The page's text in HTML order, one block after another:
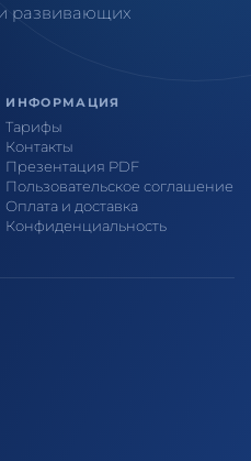
развивающих
ИНФОРМАЦИЯ
Тарифы
Контакты
Презентация PDF
Пользовательское соглашение
Оплата и доставка
Конфиденциальность